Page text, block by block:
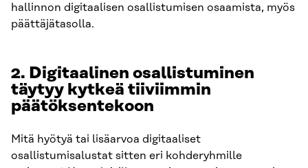
hallinnon digitaalisen osallistumisen osaamista, myös
päättäjätasolla.
2. Digitaalinen osallistuminen
täytyy kytkeä tiiviimmin
päätöksentekoon
Mitä hyötyä tai lisäarvoa digitaaliset
osallistumisalustat sitten eri kohderyhmille